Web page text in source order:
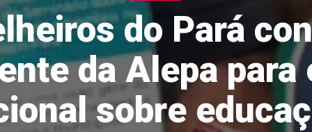
do Pará
da Alepa para
sobre